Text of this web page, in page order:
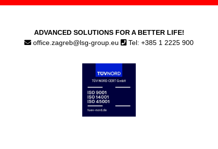
ADVANCED SOLUTIONS FOR A BETTER LIFE!
office.zagreb@lsg-group.eu
Tel: +385 1 2225 900